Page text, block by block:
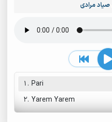
صیاد مرادی
1. Pari
2. Yarem Yarem